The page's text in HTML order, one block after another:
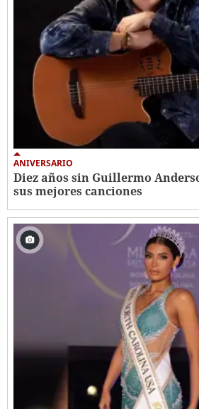
ANIVERSARIO
Diez años sin Guillermo
sus mejores canciones